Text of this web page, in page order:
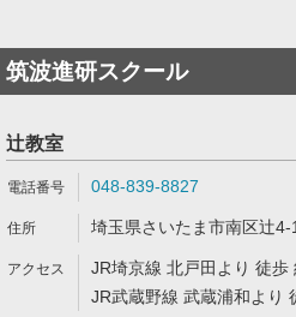
筑波進研スクール
辻教室
048-839-8827
埼玉県さいたま市南区辻4-
JR埼京線 北戸田より 徒歩
JR武蔵野線 武蔵浦和より